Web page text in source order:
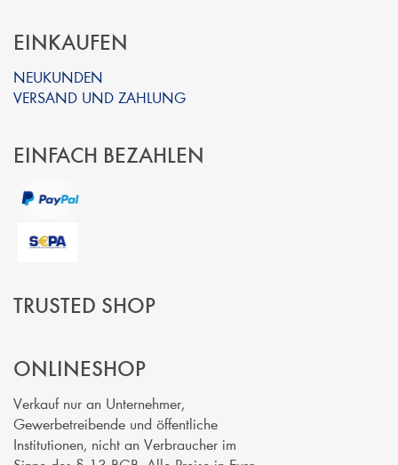
EINKAUFEN
NEUKUNDEN
VERSAND UND ZAHLUNG
EINFACH BEZAHLEN
TRUSTED SHOP
ONLINESHOP
Verkauf nur an Unternehmer,
Gewerbetreibende und öffentliche
Institutionen, nicht an Verbraucher im